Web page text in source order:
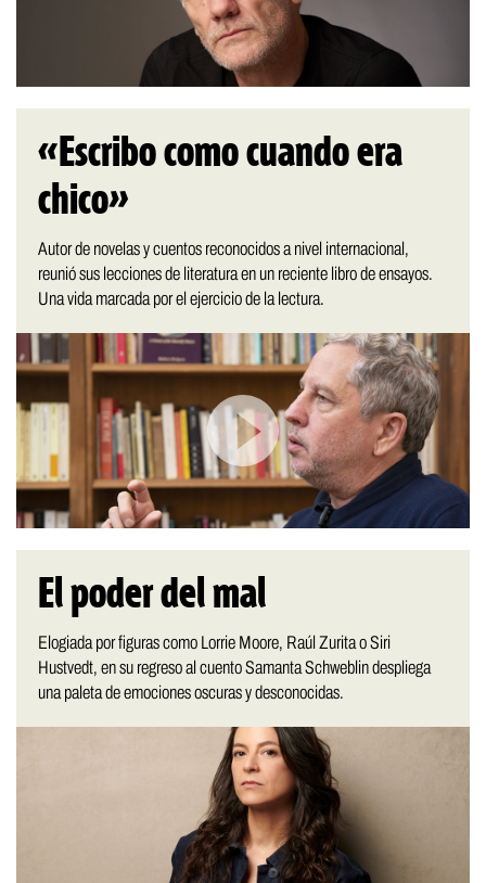
«Escribo como cuando era
chico»
Autor de novelas y cuentos reconocidos a nivel internacional,
reunió sus lecciones de literatura en un reciente libro de ensayos.
Una vida marcada por el ejercicio de la lectura.
El poder del mal
Elogiada por figuras como Lorrie Moore, Raúl Zurita o Siri
Hustvedt, en su regreso al cuento Samanta Schweblin despliega
una paleta de emociones oscuras y desconocidas.